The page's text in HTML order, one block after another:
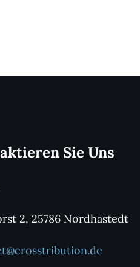
Sie Uns
2, 25786 Nordhastedt